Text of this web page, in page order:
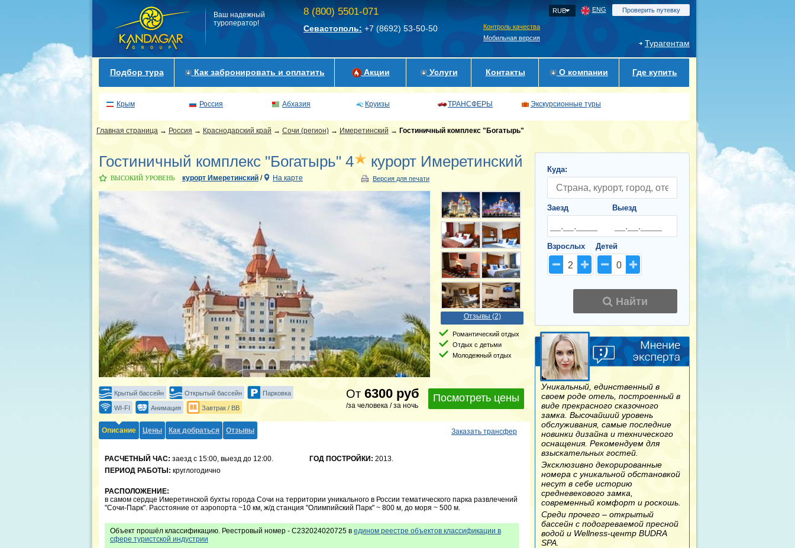
Ваш надежный
туроператор!
8 (800) 5501-071
Севастополь: +7 (8692) 53-50-50
Контроль качества
Мобильная версия
RUB ENG Проверить путевку
Турагентам
Подбор тура Как забронировать и оплатить Акции Услуги Контакты О компании Где купить
Крым Россия Абхазия Круизы ТРАНСФЕРЫ Экскурсионные туры
Главная страница → Россия → Краснодарский край → Сочи (регион) → Имеретинский → Гостиничный комплекс "Богатырь"
Гостиничный комплекс "Богатырь" 4 курорт Имеретинский
ВЫСОКИЙ УРОВЕНЬ курорт Имеретинский / На карте Версия для печати
Отзывы (2)
Романтический отдых
Отдых с детьми
Молодежный отдых
Крытый бассейн Открытый бассейн Парковка
WI-FI Анимация Завтрак / BB
Посмотреть цены
От 6300 руб
/за человека / за ночь
Описание Цены Как добраться Отзывы Заказать трансфер
РАСЧЕТНЫЙ ЧАС: заезд с 15:00, выезд до 12:00. ГОД ПОСТРОЙКИ: 2013.
ПЕРИОД РАБОТЫ: круглогодично
РАСПОЛОЖЕНИЕ:
в самом сердце Имеретинской бухты города Сочи на территории уникального в России тематического парка развлечений
"Сочи-Парк". Расстояние от аэропорта ~10 км, ж/д станция "Олимпийский Парк" ~ 800 м, до моря ~ 500 м.
Объект прошёл классификацию. Реестровый номер - С232024020725 в едином реестре объектов классификации в
сфере туристской индустрии
Куда:
Заезд Выезд
Взрослых
2
Детей
0
Найти
Уникальный, единственный в
своем роде отель, построенный в
виде прекрасного сказочного
замка. Высочайший уровень
обслуживания, самые последние
новинки дизайна и технического
оснащения. Рекомендуем для
взыскательных гостей.
Эксклюзивно декорированные
номера с уникальной обстановкой
несут в себе историю
средневекового замка,
современный комфорт и роскошь.
Среди прочего – открытый
бассейн с подогреваемой пресной
водой и Wellness-центр BUDRA
SPA.